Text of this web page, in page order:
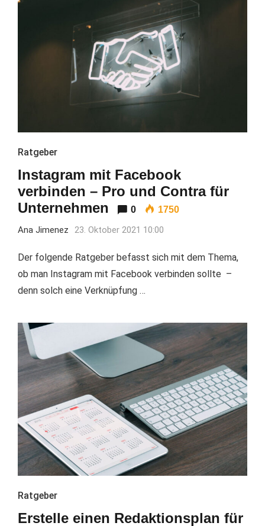
Ratgeber
Instagram mit Facebook
verbinden – Pro und Contra für
Unternehmen
0 1750
Ana Jimenez 23. Oktober 2021 10:00
Der folgende Ratgeber befasst sich mit dem Thema,
ob man Instagram mit Facebook verbinden sollte –
denn solch eine Verknüpfung …
Ratgeber
Erstelle einen Redaktionsplan für